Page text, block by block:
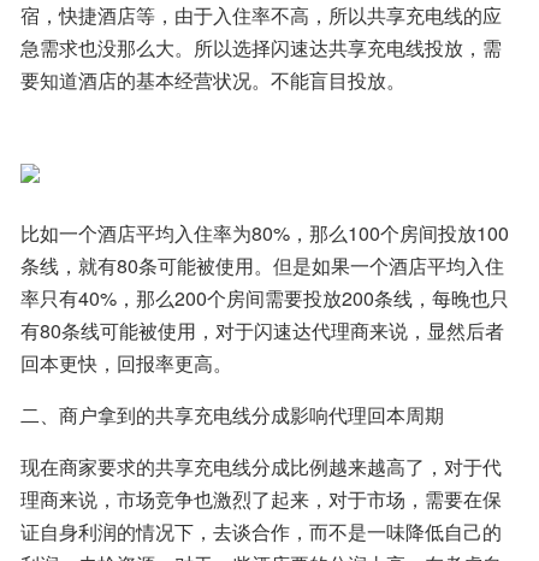
宿，快捷酒店等，由于入住率不高，所以共享充电线的应
急需求也没那么大。所以选择闪速达共享充电线投放，需
要知道酒店的基本经营状况。不能盲目投放。
比如一个酒店平均入住率为80%，那么100个房间投放100
条线，就有80条可能被使用。但是如果一个酒店平均入住
率只有40%，那么200个房间需要投放200条线，每晚也只
有80条线可能被使用，对于闪速达代理商来说，显然后者
回本更快，回报率更高。
二、商户拿到的共享充电线分成影响代理回本周期
现在商家要求的共享充电线分成比例越来越高了，对于代
理商来说，市场竞争也激烈了起来，对于市场，需要在保
证自身利润的情况下，去谈合作，而不是一味降低自己的